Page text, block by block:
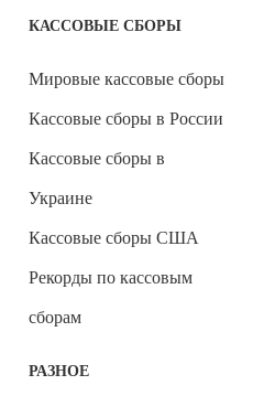
КАССОВЫЕ СБОРЫ
Мировые кассовые сборы
Кассовые сборы в России
Кассовые сборы в
Украине
Кассовые сборы США
Рекорды по кассовым
сборам
РАЗНОЕ